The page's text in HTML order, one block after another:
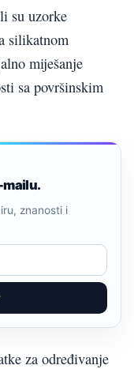
su uzorke
silikatnom
miješanje
sa površinskim
mailu.
znanosti i
za određivanje